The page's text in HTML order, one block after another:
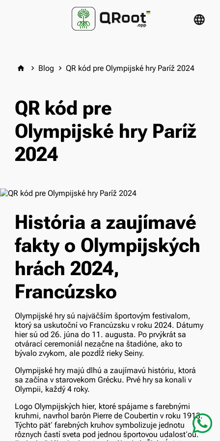
language
home keyboard_arrow_right Blog keyboard_arrow_right QR kód pre Olympijské hry Paríž 2024
QR kód pre
Olympijské hry Paríž
2024
História a zaujímavé
fakty o Olympijských
hrách 2024,
Francúzsko
Olympijské hry sú najväčším športovým festivalom,
ktorý sa uskutoční vo Francúzsku v roku 2024. Dátumy
hier sú od 26. júna do 11. augusta. Po prvýkrát sa
otvárací ceremoniál nezačne na štadióne, ako to
bývalo zvykom, ale pozdĺž rieky Seiny.
Olympijské hry majú dlhú a zaujímavú históriu, ktorá
sa začína v starovekom Grécku. Prvé hry sa konali v
Olympii, každý 4 roky.
Logo Olympijských hier, ktoré spájame s farebnými
kruhmi, navrhol barón Pierre de Coubertin v roku 1913.
Týchto päť farebných kruhov symbolizuje jednotu
rôznych častí sveta pod jednou športovou udalosťou.